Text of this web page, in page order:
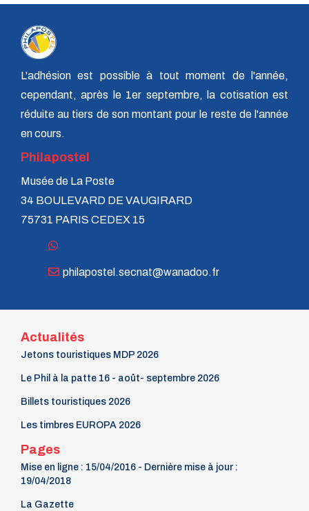
L'adhésion est possible à tout moment de l'année,
cependant, après le 1er septembre, la cotisation est
réduite au tiers de son montant pour le reste de l'année
en cours.
Philapostel
Musée de La Poste
34 BOULEVARD DE VAUGIRARD
75731 PARIS CEDEX 15
philapostel.secnat@wanadoo.fr
Actualités
Jetons touristiques MDP 2026
Le Phil à la patte 16 - août- septembre 2026
Billets touristiques 2026
Les timbres EUROPA 2026
Pages
Mise en ligne : 15/04/2016 - Dernière mise à jour :
19/04/2018
La Gazette